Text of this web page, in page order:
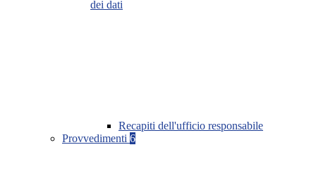
dei dati
Recapiti dell'ufficio responsabile
Provvedimenti 6